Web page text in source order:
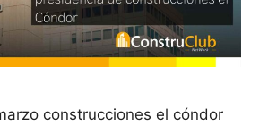
construcciones el cóndor